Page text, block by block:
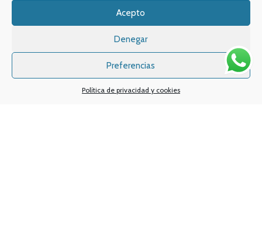
Acepto
Denegar
Preferencias
Política de privacidad y cookies
Atención al cliente:
a 14h y de 17 a 20h
TELÉFONO:968 312 702
WATSSAPP:
601 30 58 28
Email:info@vapeo.es